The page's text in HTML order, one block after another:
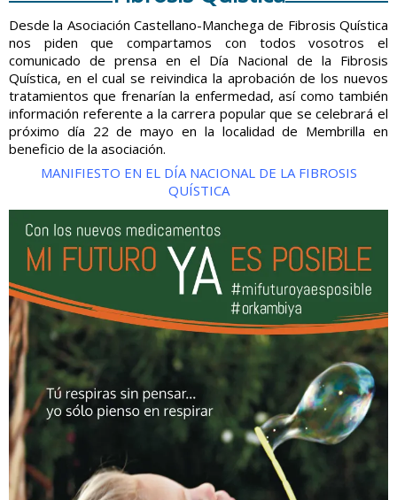
Desde la Asociación Castellano-Manchega de Fibrosis Quística
nos piden que compartamos con todos vosotros el
comunicado de prensa en el Día Nacional de la Fibrosis
Quística, en el cual se reivindica la aprobación de los nuevos
tratamientos que frenarían la enfermedad, así como también
información referente a la carrera popular que se celebrará el
próximo día 22 de mayo en la localidad de Membrilla en
beneficio de la asociación.
MANIFIESTO EN EL DÍA NACIONAL DE LA FIBROSIS
QUÍSTICA